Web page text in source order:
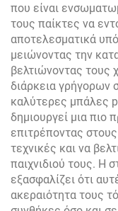
που είναι
τους παίκτες να
αποτελεσματικά
μειώνοντας την
βελτιώνοντας τους
διάρκεια γρήγορων
καλύτερες μπάλες
δημιουργεί μια πιο
επιτρέποντας
τεχνικές και να
παιχνιδιού τους. Η
εξασφαλίζει ότι
ακεραιότητα τους